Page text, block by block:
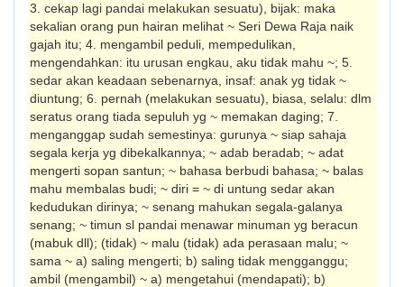
3. cekap lagi pandai melakukan sesuatu), bijak: maka
sekalian orang pun hairan melihat ~ Seri Dewa Raja naik
gajah itu; 4. mengambil peduli, mempedulikan,
mengendahkan: itu urusan engkau, aku tidak mahu ~; 5.
sedar akan keadaan sebenarnya, insaf: anak yg tidak ~
diuntung; 6. pernah (melakukan sesuatu), biasa, selalu: dlm
seratus orang tiada sepuluh yg ~ memakan daging; 7.
menganggap sudah semestinya: gurunya ~ siap sahaja
segala kerja yg dibekalkannya; ~ adab beradab; ~ adat
mengerti sopan santun; ~ bahasa berbudi bahasa; ~ balas
mahu membalas budi; ~ diri = ~ di untung sedar akan
kedudukan dirinya; ~ senang mahukan segala-galanya
senang; ~ timun sl pandai menawar minuman yg beracun
(mabuk dll); (tidak) ~ malu (tidak) ada perasaan malu; ~
sama ~ a) saling mengerti; b) saling tidak mengganggu;
ambil (mengambil) ~ a) menge­tahui (mendapati); b)